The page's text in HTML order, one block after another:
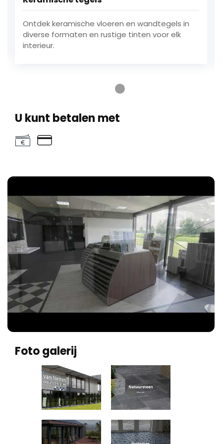
Ontdek keramische vloeren en wandtegels in
diverse formaten en rustige tinten voor elk
interieur.
Ga naar testimonial 1
Ga naar testimonial 2
Ga naar testimonial 3
U kunt betalen met
Foto galerij